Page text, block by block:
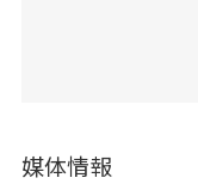
媒体情報